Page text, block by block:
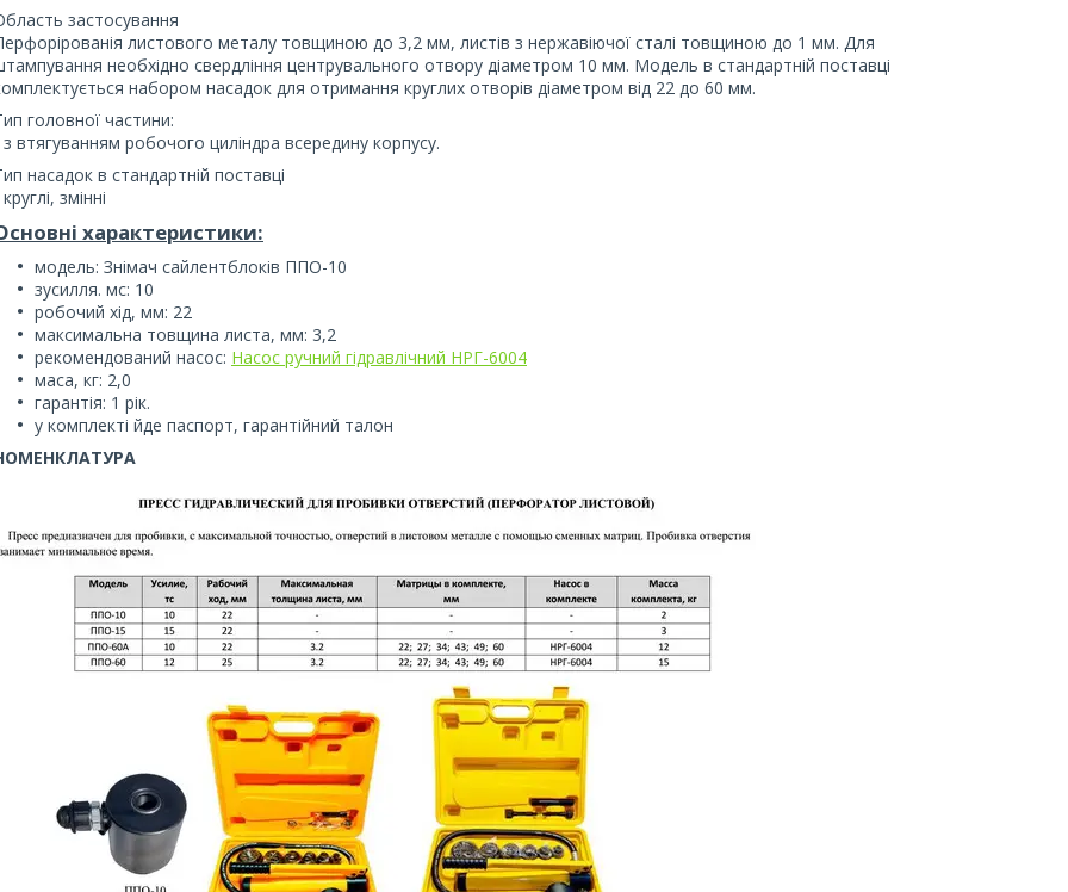
застосування
листового металу товщиною до 3,2 мм, листів з нержавіючої сталі товщиною до 1 мм. Для
необхідно свердління центрувального отвору діаметром 10 мм. Модель в стандартній поставці
набором насадок для отримання круглих отворів діаметром від 22 до 60 мм.
головної частини:
втягуванням робочого циліндра всередину корпусу.
насадок в стандартній поставці
змінні
характеристики:
модель: Знімач сайлентблоків ППО-10
зусилля. мс: 10
робочий хід, мм: 22
максимальна товщина листа, мм: 3,2
рекомендований насос: Насос ручний гідравлічний НРГ-6004
маса, кг: 2,0
гарантія: 1 рік.
у комплекті йде паспорт, гарантійний талон